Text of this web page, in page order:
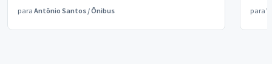
para Antônio Santos /Ônibus para